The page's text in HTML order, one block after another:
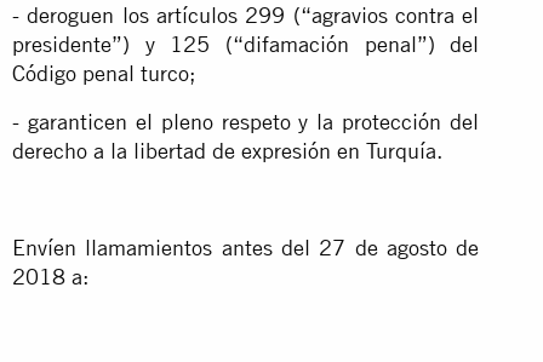
- deroguen los artículos 299 (“agravios contra el
presidente”) y 125 (“difamación penal”) del
Código penal turco;
- garanticen el pleno respeto y la protección del
derecho a la libertad de expresión en Turquía.
Envíen llamamientos antes del 27 de agosto de
2018 a: